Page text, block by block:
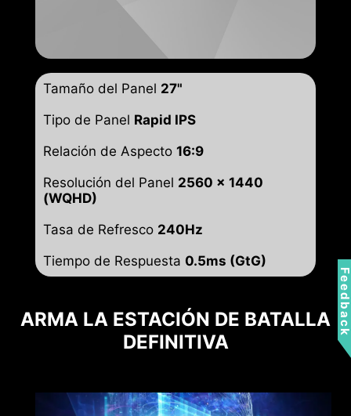
Tamaño del Panel 27"
Tipo de Panel Rapid IPS
Relación de Aspecto 16:9
Resolución del Panel 2560 x 1440
(WQHD)
Tasa de Refresco 240Hz
Tiempo de Respuesta 0.5ms (GtG)
ARMA LA ESTACIÓN DE BATALLA
DEFINITIVA